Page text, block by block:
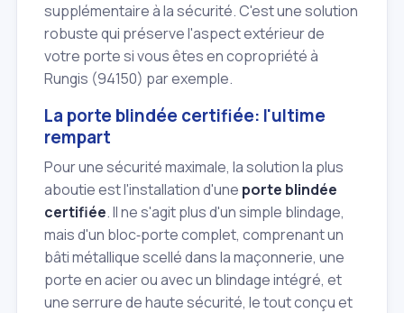
supplémentaire à la sécurité. C'est une solution
robuste qui préserve l'aspect extérieur de
votre porte si vous êtes en copropriété à
Rungis (94150) par exemple.
La porte blindée certifiée: l'ultime
rempart
Pour une sécurité maximale, la solution la plus
aboutie est l'installation d'une porte blindée
certifiée. Il ne s'agit plus d'un simple blindage,
mais d'un bloc‑porte complet, comprenant un
bâti métallique scellé dans la maçonnerie, une
porte en acier ou avec un blindage intégré, et
une serrure de haute sécurité, le tout conçu et